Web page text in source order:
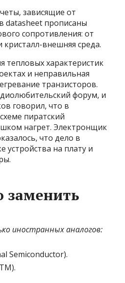
зависящие от
datasheet прописаны
сопротивления: от
кристалл-внешняя среда.
тепловых характеристик
и неправильная
транзисторов.
форум, и
говорил, что в
пиратский
нагрет. Электронщик
что дело в
устройства на плату и
иностранных аналогов:
Semiconductor).